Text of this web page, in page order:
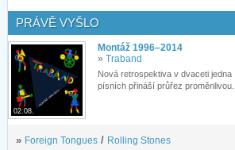
PRÁVĚ VYŠLO
02.08.
Montáž 1996–2014
» Traband
Nová retrospektiva v dvaceti jedna
písních přináší průřez proměnlivou...
» Foreign Tongues / Rolling Stones